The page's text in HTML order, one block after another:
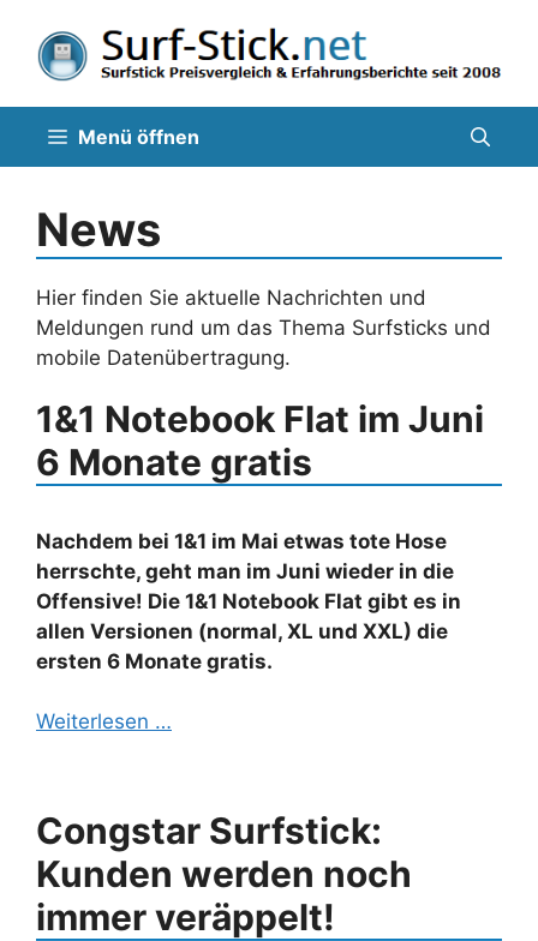
Inhalt
springen
Menü öffnen
News
Hier finden Sie aktuelle Nachrichten und
Meldungen rund um das Thema Surfsticks und
mobile Datenübertragung.
1&1 Notebook Flat im Juni
6 Monate gratis
Nachdem bei 1&1 im Mai etwas tote Hose
herrschte, geht man im Juni wieder in die
Offensive! Die 1&1 Notebook Flat gibt es in
allen Versionen (normal, XL und XXL) die
ersten 6 Monate gratis.
Weiterlesen …
Congstar Surfstick:
Kunden werden noch
immer veräppelt!